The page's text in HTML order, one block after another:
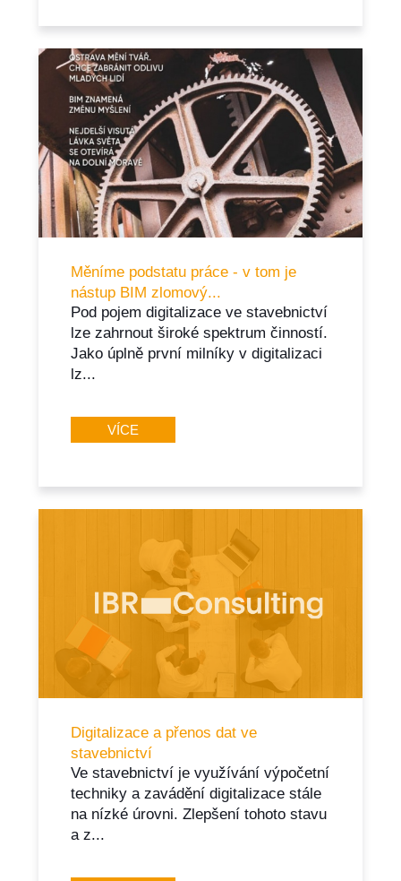
Měníme podstatu práce - v tom je
nástup BIM zlomový...
Pod pojem digitalizace ve stavebnictví
lze zahrnout široké spektrum činností.
Jako úplně první milníky v digitalizaci
lz...
VÍCE
Digitalizace a přenos dat ve
stavebnictví
Ve stavebnictví je využívání výpočetní
techniky a zavádění digitalizace stále
na nízké úrovni. Zlepšení tohoto stavu
a z...